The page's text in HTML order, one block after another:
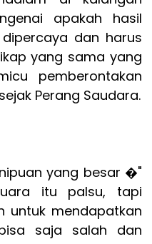
apakah hasil
dan harus
yang sama yang
pemberontakan
Perang Saudara.
yang besar �"
itu palsu, tapi
untuk mendapatkan
saja salah dan